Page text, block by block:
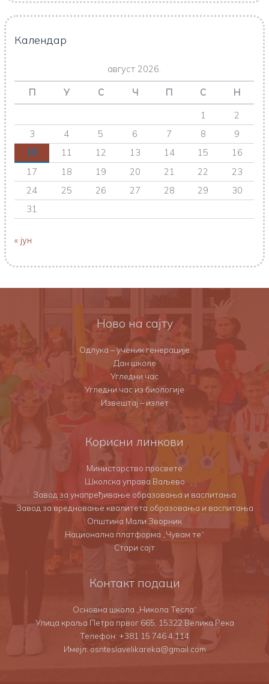
Календар
август 2026.
П У С Ч П С
Н
1
2
3
4 5 6 7 8
9
10
11 12 13 14 15
16
17
18 19 20 21 22
23
24
25 26 27 28 29
30
31
« јун
Ново на сајту
Одлука – ученик генерације
Дан школе
Угледни час
Угледни час из биологије
Извештај – излет
Корисни линкови
Министарство просвете
Школска управа Ваљево
Завод за унапређивање образовања и васпитања
Завод за вредновање квалитета образовања и васпитања
Општина Мали Зворник
Национална платформа „Чувам те“
Стари сајт
Контакт подаци
Основна школа „Никола Тесла“
Улица краља Петра првог 665, 15322 Велика Рекa
Телефон: +381 15 746 4 114
Имејл: osnteslavelikareka@gmail.com